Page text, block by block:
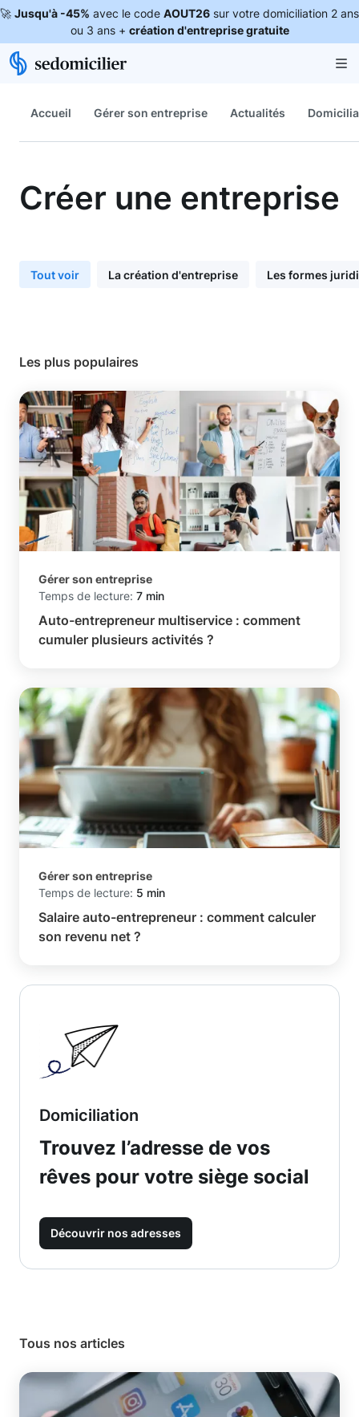
🚀 Jusqu'à -45% avec le code AOUT26 sur votre domiciliation 2 ans
ou 3 ans + création d'entreprise gratuite
Accueil Gérer son entreprise Actualités
Créer une entreprise
Tout voir La création d'entreprise Les formes
Les plus populaires
Gérer son entreprise
Temps de lecture: 7 min
Auto-entrepreneur multiservice : comment
cumuler plusieurs activités ?
Gérer son entreprise
Temps de lecture: 5 min
Salaire auto-entrepreneur : comment calculer
son revenu net ?
Domiciliation
Trouvez l’adresse de vos
rêves pour votre siège social
Découvrir nos adresses
Tous nos articles